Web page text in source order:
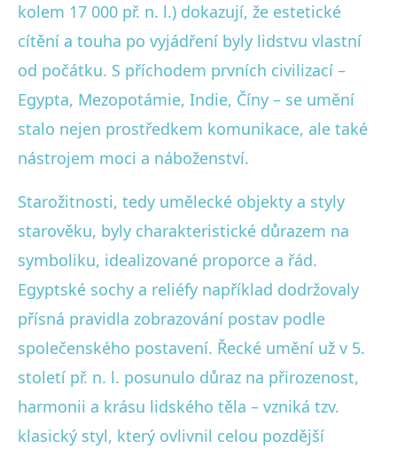
kolem 17 000 př. n. l.) dokazují, že estetické
cítění a touha po vyjádření byly lidstvu vlastní
od počátku. S příchodem prvních civilizací –
Egypta, Mezopotámie, Indie, Číny – se umění
stalo nejen prostředkem komunikace, ale také
nástrojem moci a náboženství.
Starožitnosti, tedy umělecké objekty a styly
starověku, byly charakteristické důrazem na
symboliku, idealizované proporce a řád.
Egyptské sochy a reliéfy například dodržovaly
přísná pravidla zobrazování postav podle
společenského postavení. Řecké umění už v 5.
století př. n. l. posunulo důraz na přirozenost,
harmonii a krásu lidského těla – vzniká tzv.
klasický styl, který ovlivnil celou pozdější